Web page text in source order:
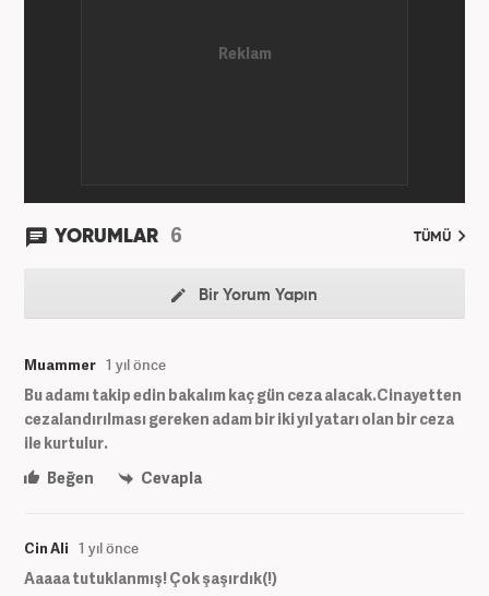
YORUMLAR 6 TÜMÜ
Bir Yorum Yapın
Muammer 1 yıl önce
Bu adamı takip edin bakalım kaç gün ceza alacak.Cinayetten
cezalandırılması gereken adam bir iki yıl yatarı olan bir ceza
ile kurtulur.
Beğen
Cevapla
Cin Ali 1 yıl önce
Aaaaa tutuklanmış! Çok şaşırdık(!)